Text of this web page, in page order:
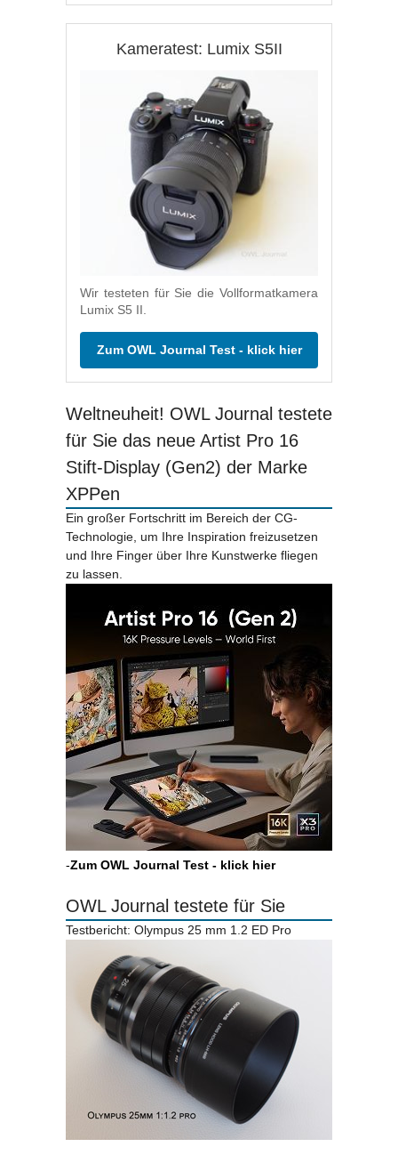
Kameratest: Lumix S5II
Wir testeten für Sie die Vollformatkamera
Lumix S5 II.
Zum OWL Journal Test - klick hier
Weltneuheit! OWL Journal testete
für Sie das neue Artist Pro 16
Stift-Display (Gen2) der Marke
XPPen
Ein großer Fortschritt im Bereich der CG-
Technologie, um Ihre Inspiration freizusetzen
und Ihre Finger über Ihre Kunstwerke fliegen
zu lassen.
-Zum OWL Journal Test - klick hier
OWL Journal testete für Sie
Testbericht: Olympus 25 mm 1.2 ED Pro